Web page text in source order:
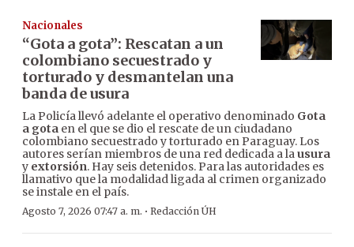
Nacionales
“Gota a gota”: Rescatan a un
colombiano secuestrado y
torturado y desmantelan una
banda de usura
La Policía llevó adelante el operativo denominado Gota
a gota en el que se dio el rescate de un ciudadano
colombiano secuestrado y torturado en Paraguay. Los
autores serían miembros de una red dedicada a lausura
y extorsión. Hay seis detenidos. Para las autoridades es
llamativo que la modalidad ligada al crimen organizado
se instale en el país.
Agosto 7, 2026 07:47 a. m. · Redacción ÚH